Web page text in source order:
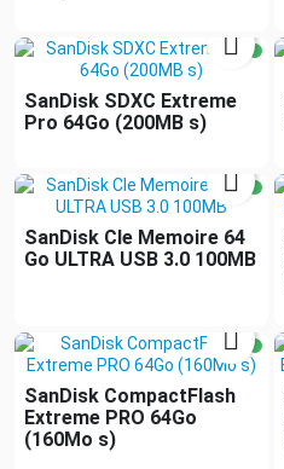

SanDisk SDXC Extreme
Pro 64Go (200MB s)

SanDisk Cle Memoire 64
Go ULTRA USB 3.0 100MB

SanDisk CompactFlash
Extreme PRO 64Go
(160Mo s)